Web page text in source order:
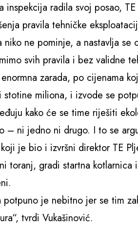
inspekcija radila svoj posao,
pravila tehničke
niko ne pominje, a nastavlja
svih pravila i bez validne
enormna zarada, po cijenama
stotine miliona, i izvode se
kako će se time riješiti
– ni jedno ni drugo. I to se
je bio i izvršni direktor TE
toranj, gradi startna
potpuno je nebitno jer se tim
tvrdi Vukašinović.